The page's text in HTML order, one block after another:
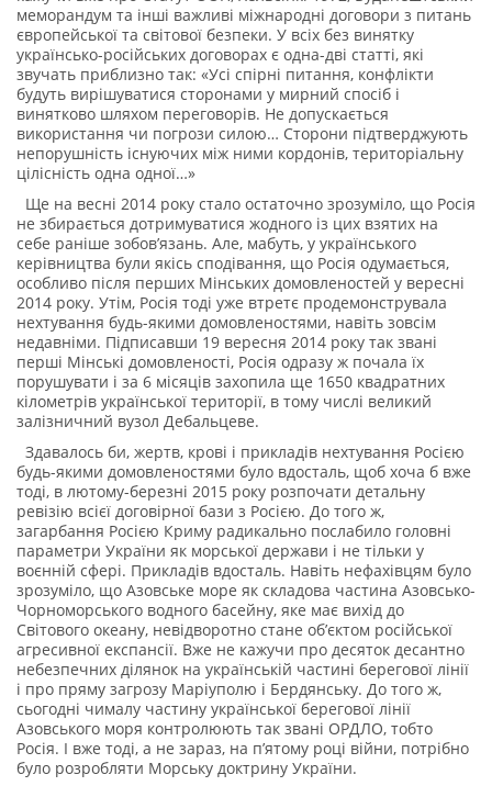
меморандум та інші важливі міжнародні договори з питань
європейської та світової безпеки. У всіх без винятку
українсько-російських договорах є одна-дві статті, які
звучать приблизно так: «Усі спірні питання, конфлікти
будуть вирішуватися сторонами у мирний спосіб і
винятково шляхом переговорів. Не допускається
використання чи погрози силою… Сторони підтверджують
непорушність існуючих між ними кордонів, територіальну
цілісність одна одної…»
Ще на весні 2014 року стало остаточно зрозуміло, що Росія
не збирається дотримуватися жодного із цих взятих на
себе раніше зобов’язань. Але, мабуть, у українського
керівництва були якісь сподівання, що Росія одумається,
особливо після перших Мінських домовленостей у вересні
2014 року. Утім, Росія тоді уже втретє продемонструвала
нехтування будь-якими домовленостями, навіть зовсім
недавніми. Підписавши 19 вересня 2014 року так звані
перші Мінські домовленості, Росія одразу ж почала їх
порушувати і за 6 місяців захопила ще 1650 квадратних
кілометрів української території, в тому числі великий
залізничний вузол Дебальцеве.
Здавалось би, жертв, крові і прикладів нехтування Росією
будь-якими домовленостями було вдосталь, щоб хоча б вже
тоді, в лютому-березні 2015 року розпочати детальну
ревізію всієї договірної бази з Росією. До того ж,
загарбання Росією Криму радикально послабило головні
параметри України як морської держави і не тільки у
воєнній сфері. Прикладів вдосталь. Навіть нефахівцям було
зрозуміло, що Азовське море як складова частина Азовсько-
Чорноморського водного басейну, яке має вихід до
Світового океану, невідворотно стане об’єктом російської
агресивної експансії. Вже не кажучи про десяток десантно
небезпечних ділянок на українській частині берегової лінії
і про пряму загрозу Маріуполю і Бердянську. До того ж,
сьогодні чималу частину української берегової лінії
Азовського моря контролюють так звані ОРДЛО, тобто
Росія. І вже тоді, а не зараз, на п’ятому році війни, потрібно
було розробляти Морську доктрину України.